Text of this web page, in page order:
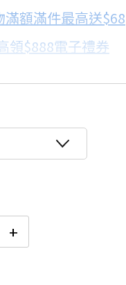
額
$84
配合銀
18家銀
18家銀
額滿件最高送$68
領$888電子禮券
額享回饋
我■
+